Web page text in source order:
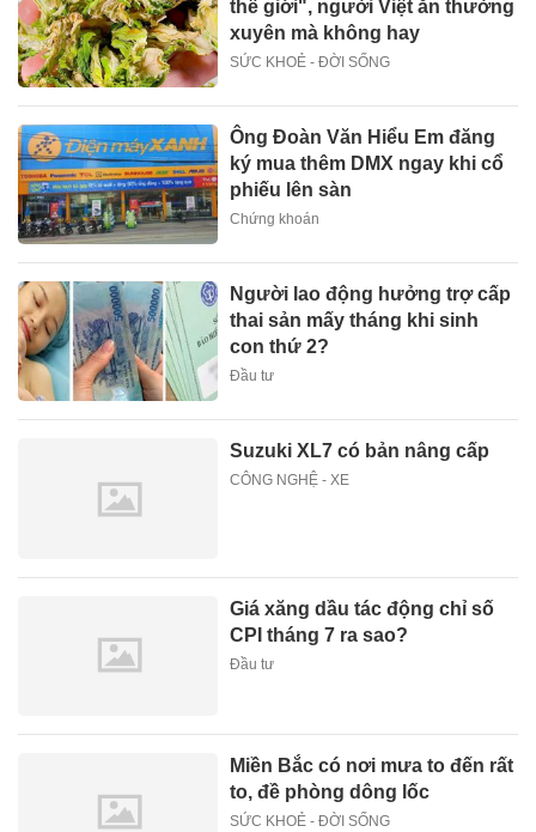
thế giới", người Việt ăn thường
xuyên mà không hay
SỨC KHOẺ - ĐỜI SỐNG
Ông Đoàn Văn Hiểu Em đăng
ký mua thêm DMX ngay khi cổ
phiếu lên sàn
Chứng khoán
Người lao động hưởng trợ cấp
thai sản mấy tháng khi sinh
con thứ 2?
Đầu tư
Suzuki XL7 có bản nâng cấp
CÔNG NGHỆ - XE
Giá xăng dầu tác động chỉ số
CPI tháng 7 ra sao?
Đầu tư
Miền Bắc có nơi mưa to đến rất
to, đề phòng dông lốc
SỨC KHOẺ - ĐỜI SỐNG